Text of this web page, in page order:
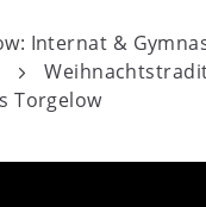
Internat &
Torgelow